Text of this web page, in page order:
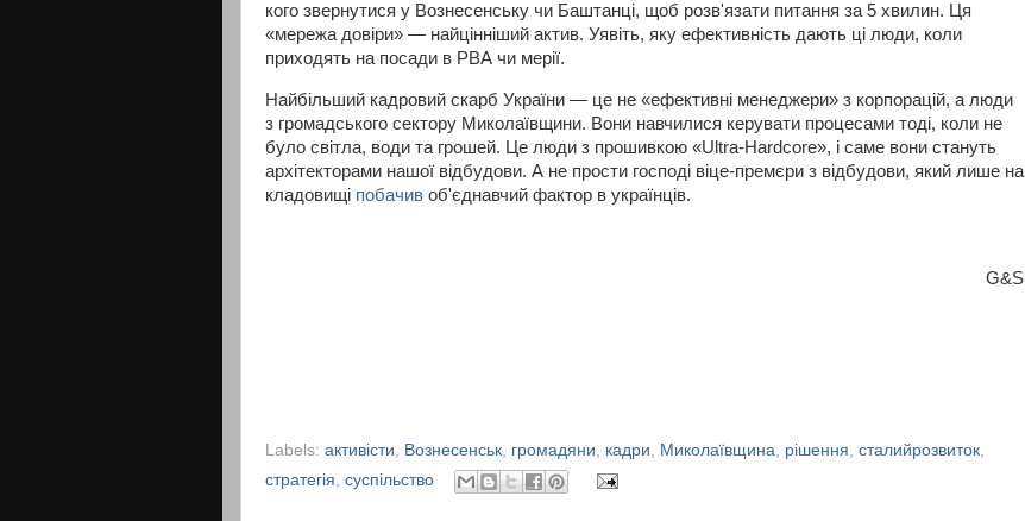
кого звернутися у Вознесенську чи Баштанці, щоб розв'язати питання за 5 хвилин. Ця
«мережа довіри» — найцінніший актив. Уявіть, яку ефективність дають ці люди, коли
приходять на посади в РВА чи мерії.
Найбільший кадровий скарб України — це не «ефективні менеджери» з корпорацій, а люди
з громадського сектору Миколаївщини. Вони навчилися керувати процесами тоді, коли не
було світла, води та грошей. Це люди з прошивкою «Ultra-Hardcore», і саме вони стануть
архітекторами нашої відбудови. А не прости господі віце-премєри з відбудови, який лише на
кладовищі побачив об'єднавчий фактор в українців.
G&S
Labels: активісти Вознесенськ громадяни кадри Миколаївщина рішення сталийрозвиток
стратегія, суспільство